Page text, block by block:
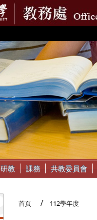
研教 課務 共教委員會
首頁 112學年度